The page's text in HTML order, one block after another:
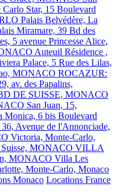
Carlo Star, 15 Boulevard
Palais Belvédère, La
Miramare, 39 Bd des
5 avenue Princesse Alice,
Auteuil Résidence ,
Palace, 5 Rue des Lilas,
MONACO ROCAZUR:
av. des Papalins,
DE SUISSE, MONACO
San Juan, 15,
Monica, 6 bis Boulevard
Avenue de l'Annonciade,
Victoria, Monte-Carlo,
MONACO VILLA
MONACO Villa Les
Monte-Carlo, Monaco
Monaco Locations France